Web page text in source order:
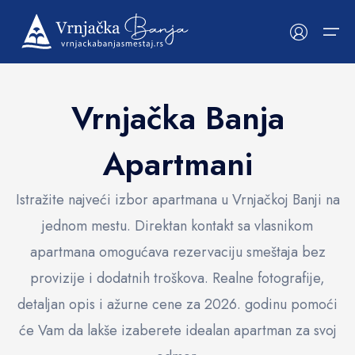
Početna
Kategorije
Apartmani
Hoteli
Vile
Sobe
Smeštaj u okruženju
Hrana i piće
Hrana i piće
Restorani
Kafe barovi
Picerije
Upoznaj Banju
Upoznaj Banju
Izvori, parkovi i priroda
Izvori, parkovi i priroda
Mineralni izvori
Parkovi
Šetališta
Mostovi
Fontane
Kultura i istorija
Kultura i istorija
Kulturne znamenitosti
Crkve i manastiri
Manifestacije
Atrakcije i rekreacija
Atrakcije i rekreacija
Bazeni i akva parkovi
Turističke atrakcije
Porodična zabava
Spotrski i aktivan odmor
Wellness i lepota
Wellness i lepota
Wellness i Spa centri
Saloni masaža
Kozmetički saloni
Vrnjačka Banja
Apartmani
Istražite najveći izbor apartmana u Vrnjačkoj Banji na
jednom mestu. Direktan kontakt sa vlasnikom
apartmana omogućava rezervaciju smeštaja bez
provizije i dodatnih troškova. Realne fotografije,
detaljan opis i ažurne cene za 2026. godinu pomoći
će Vam da lakše izaberete idealan apartman za svoj
Popularni filteri
WiFi